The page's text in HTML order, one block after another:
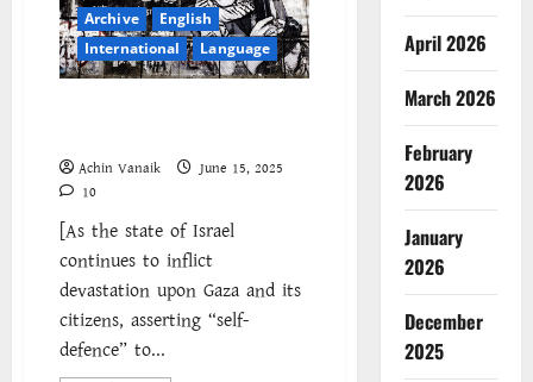
এবং
জনগণের
সার্বভৌমত্বের
পক্ষে।
Archive
English
International
Language
Achin Vanaik
June 15, 2025
10
[As the state of Israel
continues to inflict
devastation upon Gaza and its
citizens, asserting “self-
defence” to...
April 2026
March 2026
February
2026
January
2026
December
2025